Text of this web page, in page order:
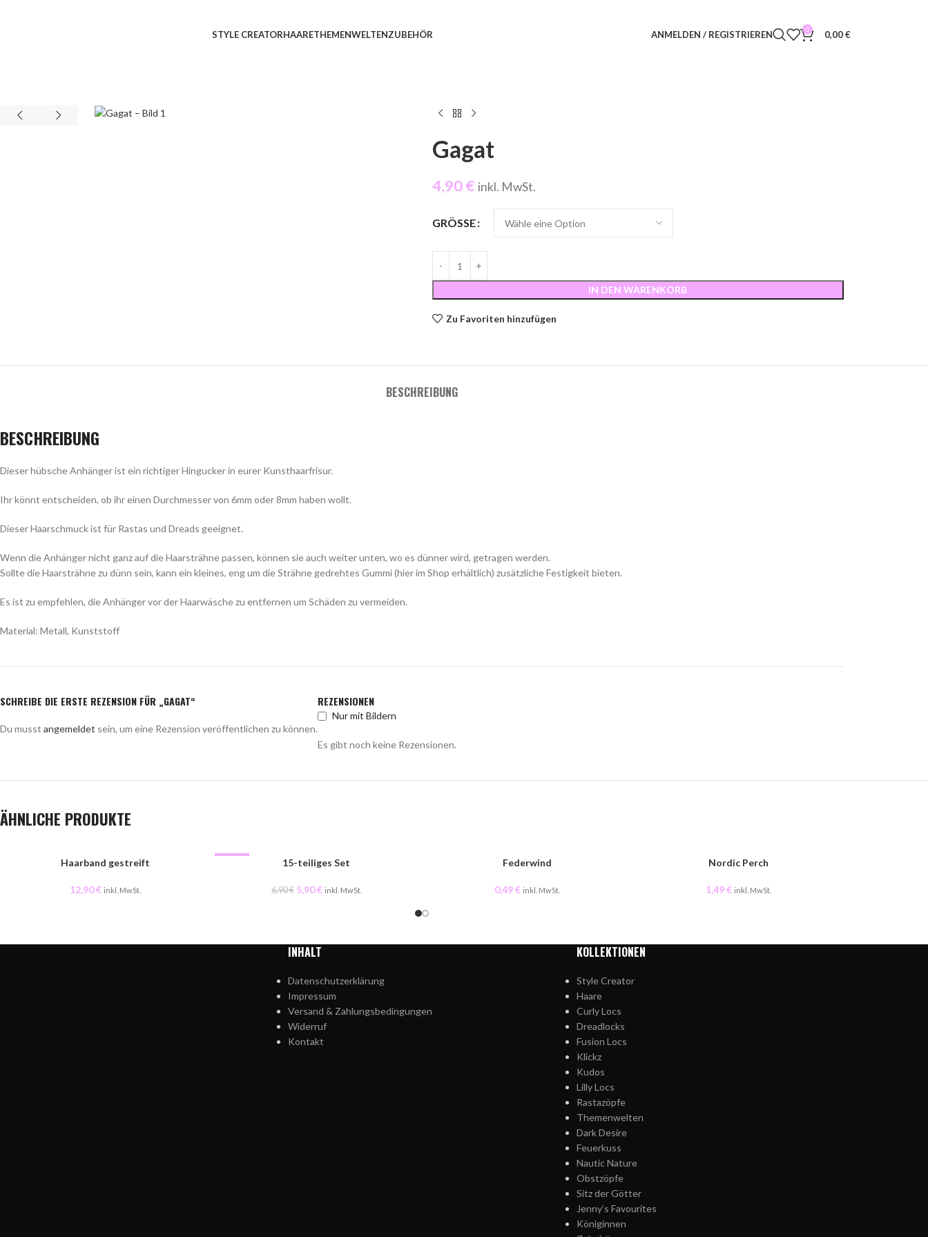
STYLE CREATORHAARETHEMENWELTENZUBEHÖR ANMELDEN / REGISTRIEREN 0 0,00€
Gagat
4,90€ inkl. MwSt.
GRÖSSE
IN DEN WARENKORB
Zu Favoriten hinzufügen
BESCHREIBUNG
BESCHREIBUNG
Dieser hübsche Anhänger ist ein richtiger Hingucker in eurer Kunsthaarfrisur.
Ihr könnt entscheiden, ob ihr einen Durchmesser von 6mm oder 8mm haben wollt.
Dieser Haarschmuck ist für Rastas und Dreads geeignet.
Wenn die Anhänger nicht ganz auf die Haarsträhne passen, können sie auch weiter unten, wo es dünner wird, getragen werden.
Sollte die Haarsträhne zu dünn sein, kann ein kleines, eng um die Strähne gedrehtes Gummi (hier im Shop erhältlich) zusätzliche Festigkeit bieten.
Es ist zu empfehlen, die Anhänger vor der Haarwäsche zu entfernen um Schäden zu vermeiden.
Material: Metall, Kunststoff
REZENSIONEN
Nur mit Bildern
Es gibt noch keine Rezensionen.
SCHREIBE DIE ERSTE REZENSION FÜR „GAGAT“
Du musst angemeldet sein, um eine Rezension veröffentlichen zu können.
ÄHNLICHE PRODUKTE
Haarband gestreift
12,90€ inkl. MwSt.
15-teiliges Set
6,90€ 5,90€ inkl. MwSt.
Federwind
0,49€ inkl. MwSt.
Nordic Perch
1,49€ inkl. MwSt.
INHALT
Datenschutzerklärung
Impressum
Versand & Zahlungsbedingungen
Widerruf
Kontakt
KOLLEKTIONEN
Style Creator
Haare
Curly Locs
Dreadlocks
Fusion Locs
Klickz
Kudos
Lilly Locs
Rastazöpfe
Themenwelten
Dark Desire
Feuerkuss
Nautic Nature
Obstzöpfe
Sitz der Götter
Jenny’s Favourites
Königinnen